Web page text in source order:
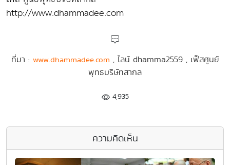
http://www.dhammadee.com
ที่มา : www.dhammadee.com , ไลน์ dhamma2559 , เฟ็สศูนย์
พุทธบริษัทสากล
4,935
ความคิดเห็น